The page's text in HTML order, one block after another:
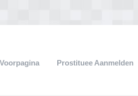
Voorpagina Prostituee Aanmelden